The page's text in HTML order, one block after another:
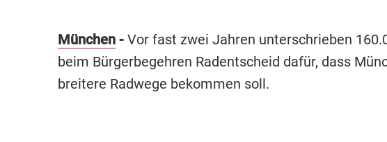
München-Vor fast zwei Jahren unterschrieben
beim Bürgerbegehren Radentscheid dafür, dass
breitere Radwege bekommen soll.